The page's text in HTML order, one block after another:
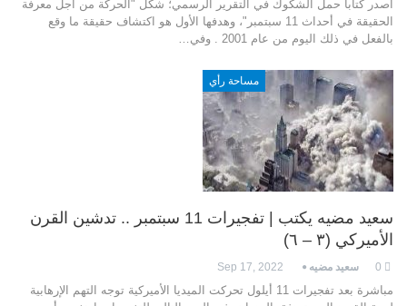
أصدر كتابا حمل الشكوك في التقرير الرسمي؛ شكل "الحركة من أجل معرفة
الحقيقة في أحداث 11 سبتمبر"، وهدفها الأول هو اكتشاف حقيقة ما وقع
بالفعل في ذلك اليوم من عام 2001 . وفي…
مساحة رأي
سعيد مضيه يكتب | تفجيرات 11 سبتمبر .. تدشين القرن
الأميركي (٣ – ٦)
سعيد مضيه Sep 17, 2022
مباشرة بعد تفجيرات 11 أيلول تحركت الميديا الأميركية توجه التهم الإرهابية